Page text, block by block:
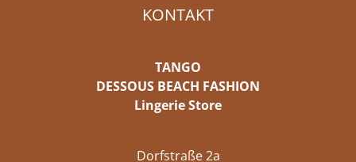
KONTAKT
TANGO
DESSOUS BEACH FASHION
Lingerie Store
Dorfstraße 2a